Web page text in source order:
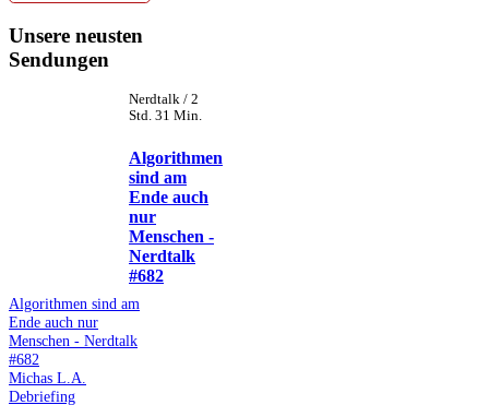
Unsere neusten
Sendungen
Nerdtalk / 2
Std. 31 Min.
Algorithmen
sind am
Ende auch
nur
Menschen -
Nerdtalk
#682
Algorithmen sind am
Ende auch nur
Menschen - Nerdtalk
#682
Michas L.A.
Debriefing